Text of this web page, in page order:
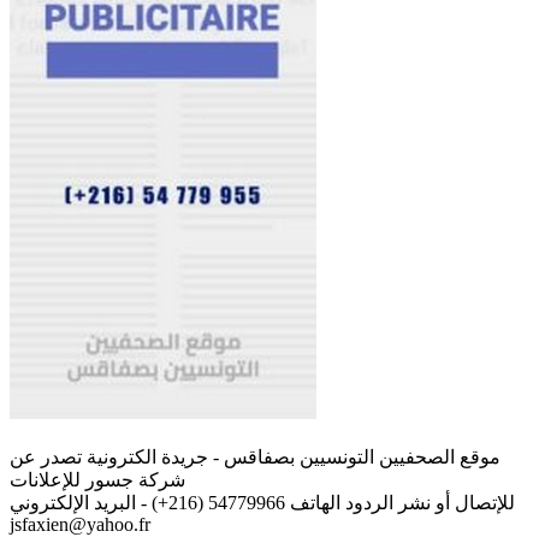
موقع الصحفيين التونسيين بصفاقس - جريدة الكترونية تصدر عن
شركة جسور للإعلانات
للإتصال أو نشر الردود الهاتف 54779966 (216+) - البريد الإلكتروني
jsfaxien@yahoo.fr